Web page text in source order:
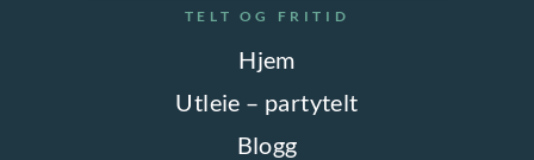
TELT OG FRITID
Hjem
Utleie – partytelt
Blogg